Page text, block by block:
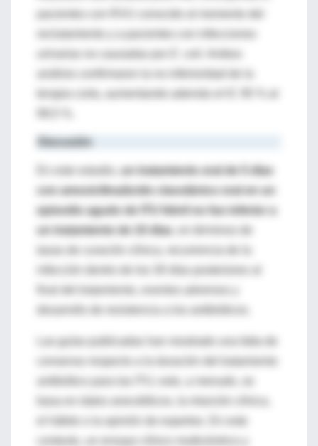
terapia corta, aumentando además el IC 95 % al
Discusión
un tratamiento oral de 5 días
con amoxicilina/ácido clavulánico oral en un
episodio agudo de ITU febril no fue inferior a
un tratamiento de 10 días
Las guías publicadas han mostrado una falta de
contexto, un ensayo clínico multicéntrico y